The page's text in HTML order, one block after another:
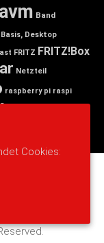
avm Band
Basis, Desktop
FRITZ FRITZ!Box
Netzteil
raspberry pi raspi
wlan
Cookies: